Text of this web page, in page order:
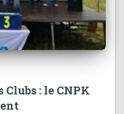
Clubs : le CNPK